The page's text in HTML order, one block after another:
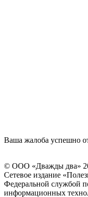
Ваша жалоба успешно
© ООО «Дважды два»
Сетевое издание
Федеральной службой
информационных